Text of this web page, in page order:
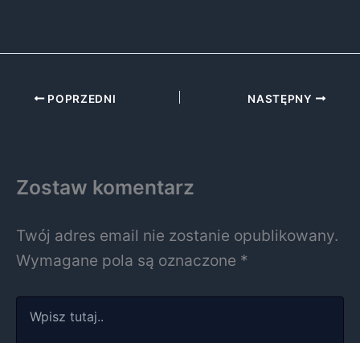
POPRZEDNI NASTĘPNY
Zostaw komentarz
Twój adres email nie zostanie opublikowany.
Wymagane pola są oznaczone *
tutaj..